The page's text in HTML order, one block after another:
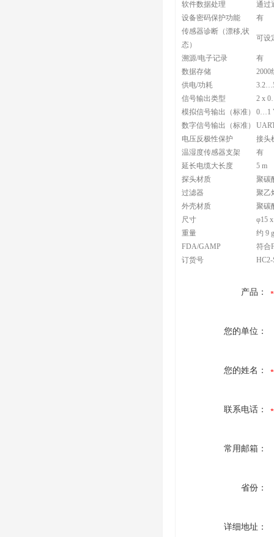
软件数据处理
通过
设备密码保护功能
有
传感器诊断（漂移,状
态）
可设
溯源/电子记录
有
数据存储
2000
供电/功耗
信号输出类型
2 x
模拟信号输出（标准）
0…1
数字信号输出（标准）
电压反极性保护
接头
温湿度传感器支架
有
延长电缆大长度
5 m
探头材质
聚碳
过滤器
聚乙
外壳材质
聚碳
尺寸
φ15
重量
约 9 g
FDA/GAMP
符合
订货号
HC2-
产品：
您的单位：
您的姓名：
联系电话：
常用邮箱：
省份：
详细地址：